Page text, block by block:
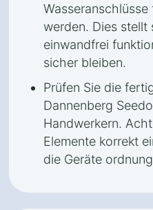
werden. Dies stellt
einwandfrei
sicher bleiben.
Prüfen Sie die
Dannenberg
Handwerkern.
Elemente korrekt
die Geräte